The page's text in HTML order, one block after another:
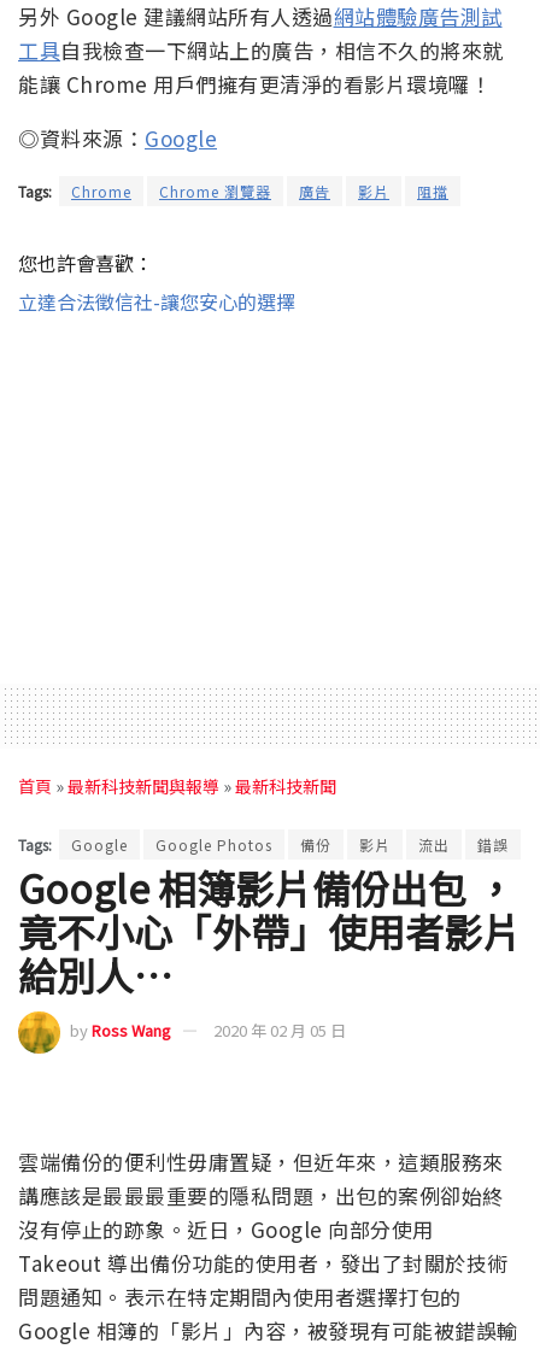
另外 Google 建議網站所有人透過網站體驗廣告測試
工具自我檢查一下網站上的廣告，相信不久的將來就
能讓 Chrome 用戶們擁有更清淨的看影片環境囉！
◎資料來源： Google
Tags: Chrome Chrome 瀏覽器 廣告 影片 阻擋
您也許會喜歡：
立達合法徵信社-讓您安心的選擇
首頁 »最新科技新聞與報導 »最新科技新聞
Tags: Google Google Photos 備份 影片 流出 錯誤
Google 相簿影片備份出包 ，
竟不小心「外帶」使用者影片
給別人…
byRoss Wang 2020 年 02 月 05 日
雲端備份的便利性毋庸置疑，但近年來，這類服務來
講應該是最最最重要的隱私問題，出包的案例卻始終
沒有停止的跡象。近日，Google 向部分使用
Takeout 導出備份功能的使用者，發出了封關於技術
問題通知。表示在特定期間內使用者選擇打包的
Google 相簿的「影片」內容，被發現有可能被錯誤輸